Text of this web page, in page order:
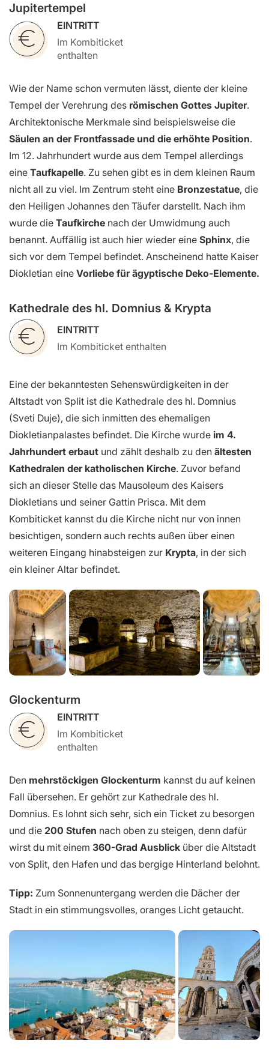
Jupitertempel
EINTRITT
Im Kombiticket
enthalten
Wie der Name schon vermuten lässt, diente der kleine
Tempel der Verehrung des römischen Gottes Jupiter.
Architektonische Merkmale sind beispielsweise die
Säulen an der Frontfassade und die erhöhte Position.
Im 12. Jahrhundert wurde aus dem Tempel allerdings
eine Taufkapelle. Zu sehen gibt es in dem kleinen Raum
nicht all zu viel. Im Zentrum steht eine Bronzestatue, die
den Heiligen Johannes den Täufer darstellt. Nach ihm
wurde die Taufkirche nach der Umwidmung auch
benannt. Auffällig ist auch hier wieder eine Sphinx, die
sich vor dem Tempel befindet. Anscheinend hatte Kaiser
Diokletian eine Vorliebe für ägyptische Deko-Elemente.
Kathedrale des hl. Domnius & Krypta
EINTRITT
Im Kombiticket enthalten
Eine der bekanntesten Sehenswürdigkeiten in der
Altstadt von Split ist die Kathedrale des hl. Domnius
(Sveti Duje), die sich inmitten des ehemaligen
Diokletianpalastes befindet. Die Kirche wurde im 4.
Jahrhundert erbaut und zählt deshalb zu den ältesten
Kathedralen der katholischen Kirche. Zuvor befand
sich an dieser Stelle das Mausoleum des Kaisers
Diokletians und seiner Gattin Prisca. Mit dem
Kombiticket kannst du die Kirche nicht nur von innen
besichtigen, sondern auch rechts außen über einen
weiteren Eingang hinabsteigen zur Krypta, in der sich
ein kleiner Altar befindet.
Glockenturm
EINTRITT
Im Kombiticket
enthalten
Den mehrstöckigen Glockenturm kannst du auf keinen
Fall übersehen. Er gehört zur Kathedrale des hl.
Domnius. Es lohnt sich sehr, sich ein Ticket zu besorgen
und die 200 Stufen nach oben zu steigen, denn dafür
wirst du mit einem 360-Grad Ausblick über die Altstadt
von Split, den Hafen und das bergige Hinterland belohnt.
Tipp: Zum Sonnenuntergang werden die Dächer der
Stadt in ein stimmungsvolles, oranges Licht getaucht.